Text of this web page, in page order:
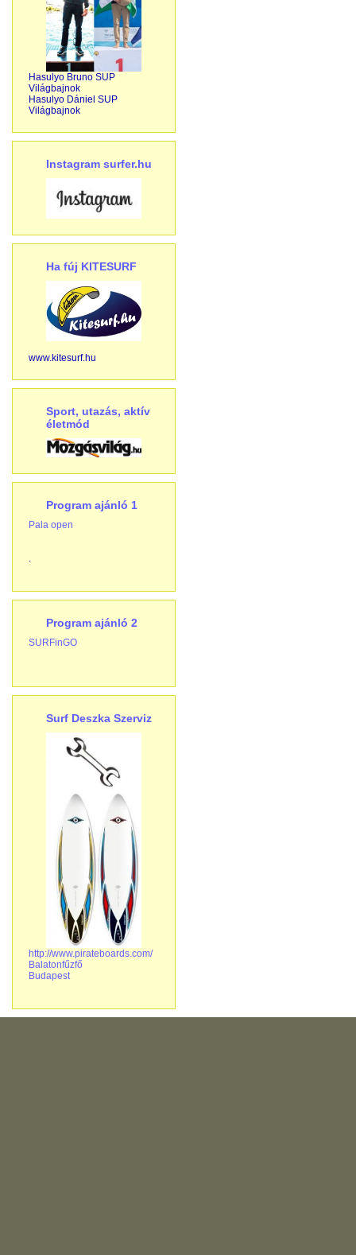
Hasulyo Bruno SUP
Világbajnok
Hasulyo Dániel SUP
Világbajnok
Instagram surfer.hu
Ha fúj KITESURF
www.kitesurf.hu
Sport, utazás, aktív
életmód
Program ajánló 1
Pala open
.
Program ajánló 2
SURFinGO
Surf Deszka Szerviz
http://www.pirateboards.com/
Balatonfűzfő
Budapest